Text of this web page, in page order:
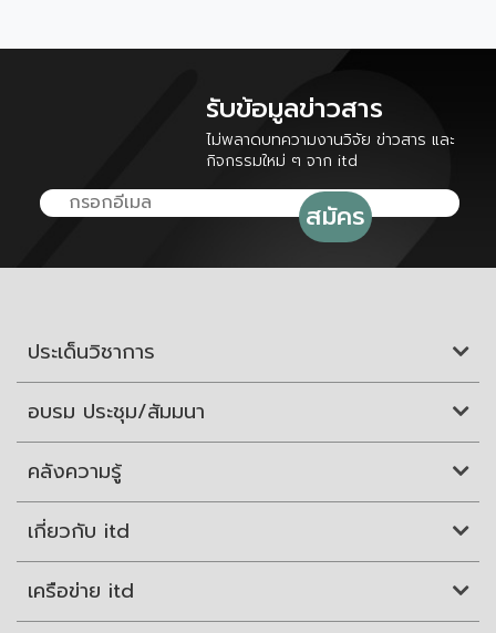
รับข้อมูลข่าวสาร
ไม่พลาดบทความงานวิจัย ข่าวสาร และ
กิจกรรมใหม่ ๆ จาก itd
ประเด็นวิชาการ
อบรม ประชุม/สัมมนา
คลังความรู้
เกี่ยวกับ itd
เครือข่าย itd